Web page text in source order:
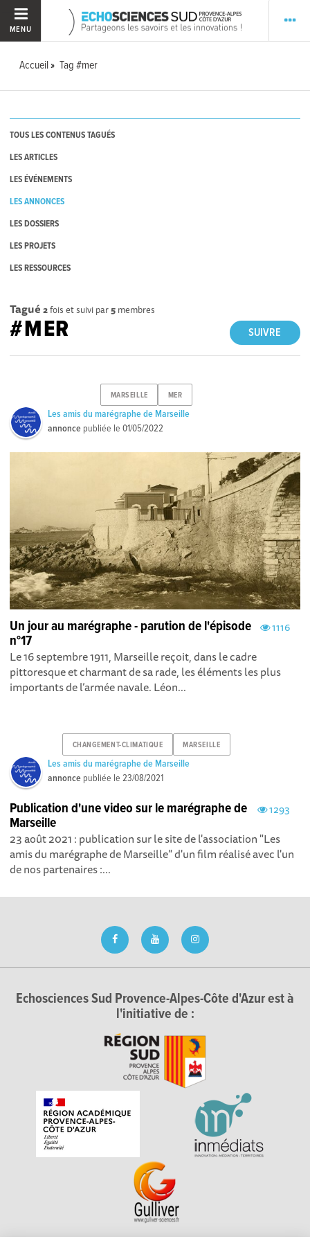
MENU
Accueil Tag #mer
TOUS LES CONTENUS TAGUÉS
LES ARTICLES
LES ÉVÉNEMENTS
LES ANNONCES
LES DOSSIERS
LES PROJETS
LES RESSOURCES
Tagué 2fois et suivi par 5 membres
SUIVRE
#MER
MARSEILLE MER
Les amis du marégraphe de Marseille
annonce publiée le01/05/2022
1116
Un jour au marégraphe - parution de l'épisode
n°17
Le 16 septembre 1911, Marseille reçoit, dans le cadre
pittoresque et charmant de sa rade, les éléments les plus
importants de l’armée navale. Léon...
CHANGEMENT-CLIMATIQUE MARSEILLE
Les amis du marégraphe de Marseille
annonce publiée le23/08/2021
1293
Publication d'une video sur le marégraphe de
Marseille
23 août 2021 : publication sur le site de l'association "Les
amis du marégraphe de Marseille" d'un film réalisé avec l'un
de nos partenaires :...
Echosciences Sud Provence-Alpes-Côte d'Azur est à
l'initiative de :